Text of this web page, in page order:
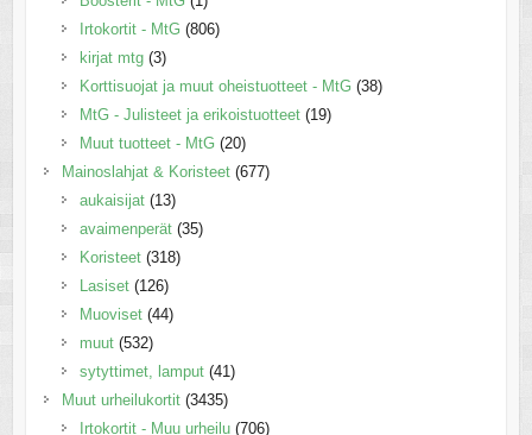
Irtokortit - MtG (806)
kirjat mtg (3)
Korttisuojat ja muut oheistuotteet - MtG (38)
MtG - Julisteet ja erikoistuotteet (19)
Muut tuotteet - MtG (20)
Mainoslahjat & Koristeet (677)
aukaisijat (13)
avaimenperät (35)
Koristeet (318)
Lasiset (126)
Muoviset (44)
muut (532)
sytyttimet, lamput (41)
Muut urheilukortit (3435)
Irtokortit - Muu urheilu (706)